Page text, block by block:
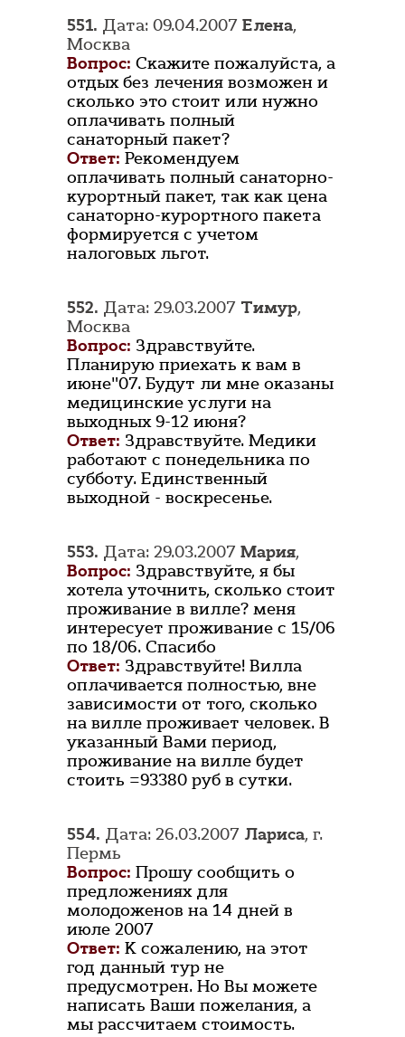
551. Дата: 09.04.2007 Елена,
Москва
Вопрос: Скажите пожалуйста, а
отдых без лечения возможен и
сколько это стоит или нужно
оплачивать полный
санаторный пакет?
Ответ: Рекомендуем
оплачивать полный санаторно-
курортный пакет, так как цена
санаторно-курортного пакета
формируется с учетом
налоговых льгот.
552. Дата: 29.03.2007 Тимур,
Москва
Вопрос: Здравствуйте.
Планирую приехать к вам в
июне"07. Будут ли мне оказаны
медицинские услуги на
выходных 9-12 июня?
Ответ: Здравствуйте. Медики
работают с понедельника по
субботу. Единственный
выходной - воскресенье.
553. Дата: 29.03.2007 Мария,
Вопрос: Здравствуйте, я бы
хотела уточнить, сколько стоит
проживание в вилле? меня
интересует проживание с 15/06
по 18/06. Спасибо
Ответ: Здравствуйте! Вилла
оплачивается полностью, вне
зависимости от того, сколько
на вилле проживает человек. В
указанный Вами период,
проживание на вилле будет
стоить =93380 руб в сутки.
554. Дата: 26.03.2007 Лариса, г.
Пермь
Вопрос: Прошу сообщить о
предложениях для
молодоженов на 14 дней в
июле 2007
Ответ: К сожалению, на этот
год данный тур не
предусмотрен. Но Вы можете
написать Ваши пожелания, а
мы рассчитаем стоимость.